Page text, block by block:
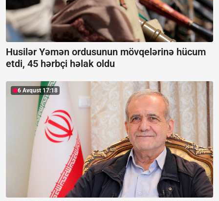
Husilər Yəmən ordusunun mövqelərinə hücum
etdi, 45 hərbçi həlak oldu
6 Avqust 17:18